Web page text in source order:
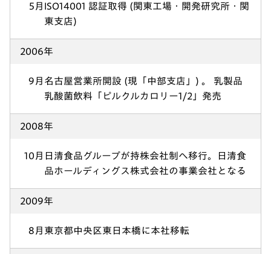
5月 ISO14001 認証取得 (関東工場・開発研究所・関
東支店)
2006年
9月 名古屋営業所開設 (現「中部支店」) 。 乳製品
乳酸菌飲料「ピルクルカロリー1/2」発売
2008年
10月 日清食品グループが持株会社制へ移行。日清食
品ホールディングス株式会社の事業会社となる
2009年
8月 東京都中央区東日本橋に本社移転